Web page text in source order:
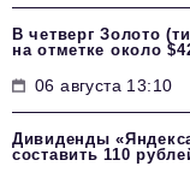
В четверг Золото
на отметке около
06 августа 13:10
Дивиденды
составить 110